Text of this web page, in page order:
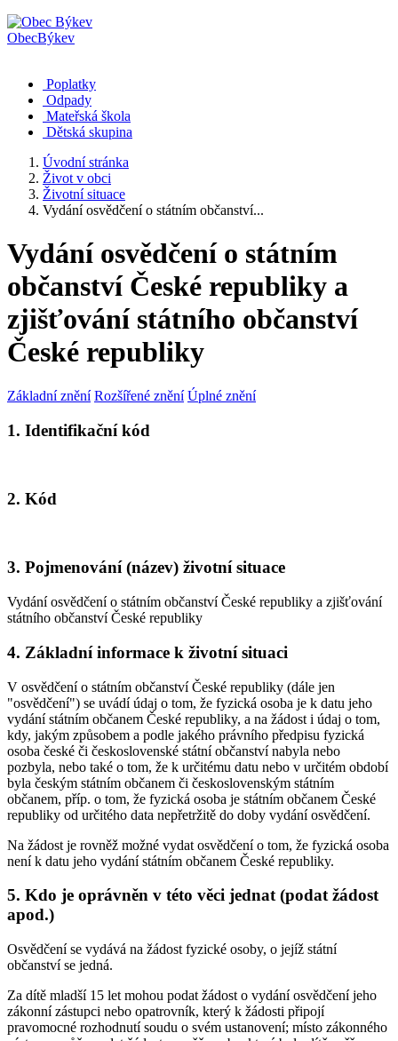
ObecBýkev
Poplatky
Odpady
Mateřská škola
Dětská skupina
Úvodní stránka
Život v obci
Životní situace
Vydání osvědčení o státním občanství...
Vydání osvědčení o státním
občanství České republiky a
zjišťování státního občanství
České republiky
Základní znění Rozšířené znění Úplné znění
1. Identifikační kód
2. Kód
3. Pojmenování (název) životní situace
Vydání osvědčení o státním občanství České republiky a zjišťování
státního občanství České republiky
4. Základní informace k životní situaci
V osvědčení o státním občanství České republiky (dále jen
"osvědčení") se uvádí údaj o tom, že fyzická osoba je k datu jeho
vydání státním občanem České republiky, a na žádost i údaj o tom,
kdy, jakým způsobem a podle jakého právního předpisu fyzická
osoba české či československé státní občanství nabyla nebo
pozbyla, nebo také o tom, že k určitému datu nebo v určitém období
byla českým státním občanem či československým státním
občanem, příp. o tom, že fyzická osoba je státním občanem České
republiky od určitého data nepřetržitě do doby vydání osvědčení.
Na žádost je rovněž možné vydat osvědčení o tom, že fyzická osoba
není k datu jeho vydání státním občanem České republiky.
5. Kdo je oprávněn v této věci jednat (podat žádost
apod.)
Osvědčení se vydává na žádost fyzické osoby, o jejíž státní
občanství se jedná.
Za dítě mladší 15 let mohou podat žádost o vydání osvědčení jeho
zákonní zástupci nebo opatrovník, který k žádosti připojí
pravomocné rozhodnutí soudu o svém ustanovení; místo zákonného